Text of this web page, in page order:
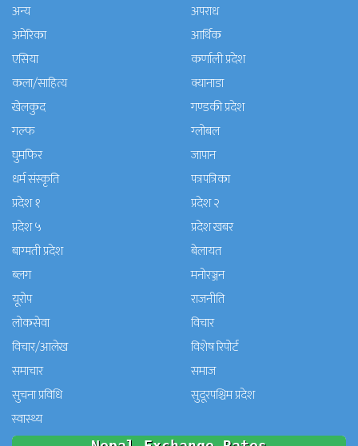
अन्य
अपराध
अमेरिका
आर्थिक
एसिया
कर्णाली प्रदेश
कला/साहित्य
क्यानाडा
खेलकुद
गण्डकी प्रदेश
गल्फ
ग्लोबल
घुमफिर
जापान
धर्म संस्कृति
पत्रपत्रिका
प्रदेश १
प्रदेश २
प्रदेश ५
प्रदेश खबर
बाग्मती प्रदेश
बेलायत
ब्लग
मनाेरञ्जन
यूरोप
राजनीति
लोकसेवा
विचार
विचार/आलेख
विशेष रिपोर्ट
समाचार
समाज
सुचना प्रविधि
सुदूरपश्चिम प्रदेश
स्वास्थ्य